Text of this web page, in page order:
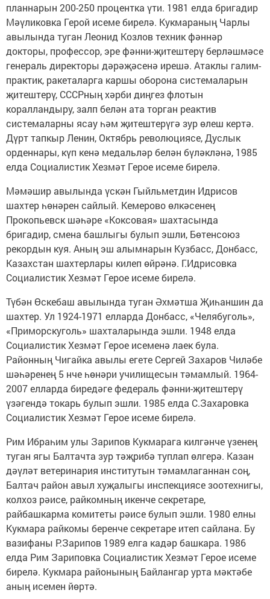
планнарын 200-250 процентка үти. 1981 елда бригадир
Мәүликовка Герой исеме бирелә. Кукмараның Чарлы
авылында туган Леонид Козлов техник фәннәр
докторы, профессор, эре фәнни-җитештерү берләшмәсе
генераль директоры дәрәҗәсенә ирешә. Атак­лы галим-
практик, ракеталарга каршы оборона системаларын
җитештерү, ­СССРның хәрби диңгез флотын
коралландыру, залп белән ата торган реактив
системаларны ясау һәм җитештерүгә зур өлеш кертә.
Дүрт тапкыр Ленин, Октябрь революциясе, Дуслык
орденнары, күп кенә медальләр белән бүләкләнә, 1985
елда Социалистик Хезмәт Герое исеме бирелә.
Мәмәшир авылында үскән Гыйльметдин Идрисов
шахтер һөнәрен сайлый. Кемерово өлкәсенең
Прокопьевск шәһәре «Коксовая» шахтасында
бригадир, смена башлыгы булып эшли, Бөтенсоюз
рекордын куя. Аның эш алымнарын Кузбасс, Донбасс,
Казахстан шахтерлары килеп өйрәнә. Г.Идрисовка
Социалистик Хезмәт Герое исеме бирелә.
Түбән Өскебаш авылында туган Әхмәтша Җиһаншин да
шахтер. Ул 1924-1971 елларда Донбасс, «Челябуголь»,
«Приморскуголь» шахталарында эшли. 1948 елда
Социалистик Хезмәт Герое исеменә лаек була.
Районның Чигайка авылы егете Сергей Захаров Чиләбе
шәһәренең 5 нче һөнәри училищесын тәмамлый. 1964-
2007 елларда биредәге федераль фәнни-җитештерү
үзәгендә токарь булып эшли. 1985 елда С.Захаровка
Социалистик Хезмәт Герое исеме бирелә.
Рим Ибраһим улы Зарипов Кукмарага килгәнче үзенең
туган ягы Балтачта зур тәҗрибә туплап өлгерә. Казан
дәүләт ветеринария институтын тәмамлаганнан соң,
Балтач район авыл хуҗалыгы инспекциясе зоотехнигы,
колхоз рәисе, райкомның икенче секретаре,
райбашкарма комитеты рәисе булып эшли. 1980 елны
Кукмара райкомы беренче секретаре итеп сайлана. Бу
вазифаны Р.Зарипов 1989 елга кадәр башкара. 1986
елда Рим Зариповка Социалистик Хезмәт Герое исеме
бирелә. Кукмара районының Байлангар урта мәктәбе
аның исемен йөртә.